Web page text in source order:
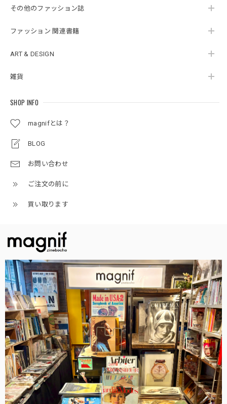
その他のファッション誌
ファッション 関連書籍
ART & DESIGN
雑貨
SHOP INFO
magnifとは？
BLOG
お問い合わせ
ご注文の前に
買い取ります